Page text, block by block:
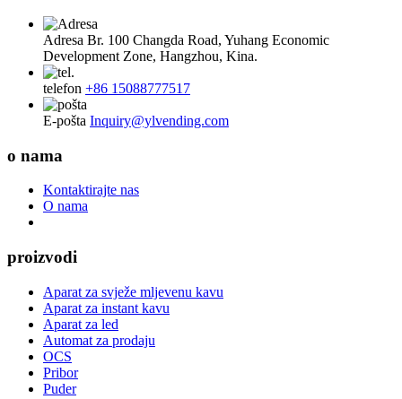
Adresa Br. 100 Changda Road, Yuhang Economic
Development Zone, Hangzhou, Kina.
telefon +86 15088777517
E-pošta Inquiry@ylvending.com
o nama
Kontaktirajte nas
O nama
proizvodi
Aparat za svježe mljevenu kavu
Aparat za instant kavu
Aparat za led
Automat za prodaju
OCS
Pribor
Puder